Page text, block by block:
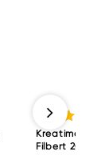
Kreatima
Filbert 2G-FI 4